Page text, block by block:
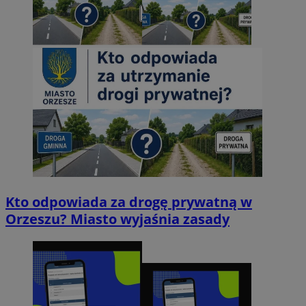
Kto odpowiada za drogę prywatną w
Orzeszu? Miasto wyjaśnia zasady